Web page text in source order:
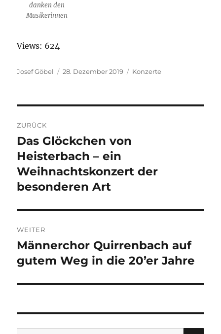
danken den
Musikerinnen
Views: 624
Autor
Josef Göbel
Veröffentlicht
28. Dezember 2019 Kategorien
Konzerte
ZURÜCK
Vorheriger
Beitrag:
Das Glöckchen von
Heisterbach – ein
Weihnachtskonzert der
besonderen Art
WEITER
Nächster
Beitrag:
Männerchor Quirrenbach auf
gutem Weg in die 20’er Jahre